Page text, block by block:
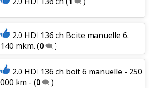
2.0 HDI 136 ch Boite manuelle 6.
140 mkm. (0 )
2.0 HDI 136 ch boit 6 manuelle - 250
000 km - (0 )